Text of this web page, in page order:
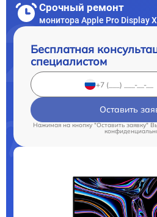
Срочный ремонт
монитора Apple Pro Display
Бесплатная
специалистом
Оставить
Нажимая на кнопку "Оставить заявку"